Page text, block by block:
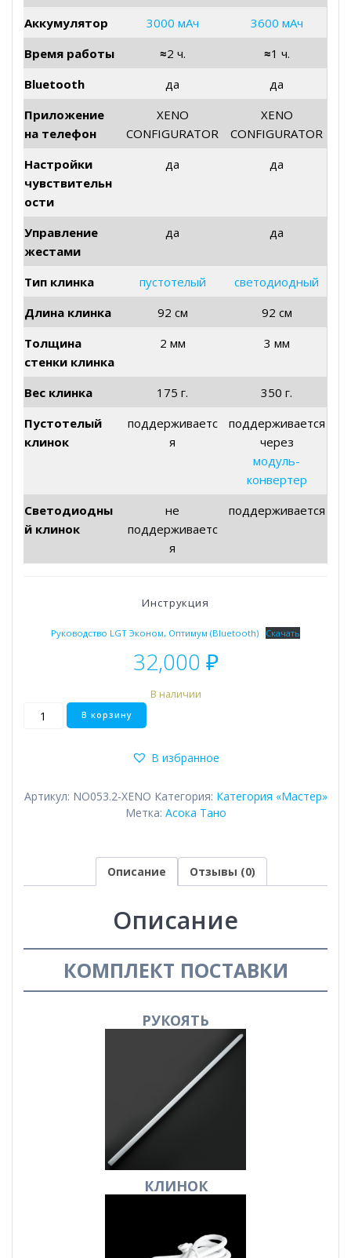
Аккумулятор 3000 мАч
3600 мАч
Время работы
≈2 ч. ≈1 ч.
Bluetooth
да
да
Приложение
на телефон
XENO
CONFIGURATOR
XENO
CONFIGURATOR
Настройки
чувствительн
ости
да да
Управление
жестами
да да
Тип клинка пустотелый
светодиодный
Длина клинка
92 см
92 см
Толщина
стенки клинка
2 мм 3 мм
Вес клинка 175 г.
350 г.
Пустотелый
клинок
поддерживаетс
я
поддерживается
через
модуль-
конвертер
Светодиодны
й клинок
не
поддерживаетс
я
поддерживается
Инструкция
Руководство LGT Эконом, Оптимум (Bluetooth) Скачать
32,000 ₽
В наличии
Количество
товара
В корзину
В избранное
Артикул: NO053.2-XENO Категория: Категория «Мастер»
Метка: Асока Тано
Описание Отзывы (0)
Описание
КОМПЛЕКТ ПОСТАВКИ
РУКОЯТЬ
КЛИНОК